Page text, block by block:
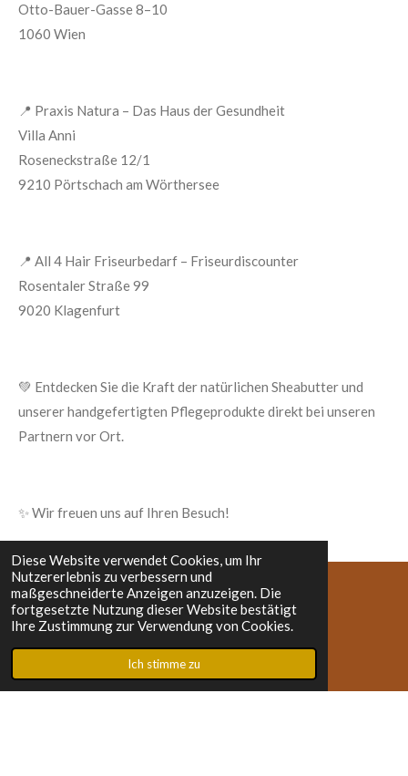
Diese Website verwendet Cookies, um Ihr
Nutzererlebnis zu verbessern und
maßgeschneiderte Anzeigen anzuzeigen. Die
fortgesetzte Nutzung dieser Website bestätigt
Ihre Zustimmung zur Verwendung von Cookies.
Ich stimme zu
Otto-Bauer-Gasse 8–10
1060 Wien
📍 Praxis Natura – Das Haus der Gesundheit
Villa Anni
Roseneckstraße 12/1
9210 Pörtschach am Wörthersee
📍 All 4 Hair Friseurbedarf – Friseurdiscounter
Rosentaler Straße 99
9020 Klagenfurt
💚 Entdecken Sie die Kraft der natürlichen Sheabutter und
unserer handgefertigten Pflegeprodukte direkt bei unseren
Partnern vor Ort.
✨ Wir freuen uns auf Ihren Besuch!
F
b
I
a
Folge uns auf Social Media: